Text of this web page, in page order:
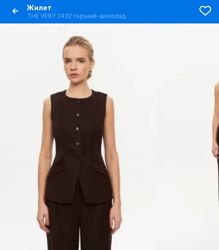
Жилет
THE VERY 2432 горький-шоколад